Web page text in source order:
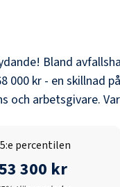
Bland
000 kr- en skillnad
arbetsgivare.
percentilen
300 kr